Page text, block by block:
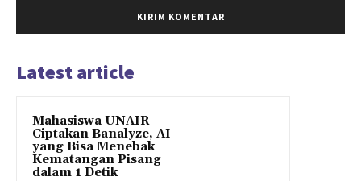
Latest article
Mahasiswa UNAIR
Ciptakan Banalyze, AI
yang Bisa Menebak
Kematangan Pisang
dalam 1 Detik